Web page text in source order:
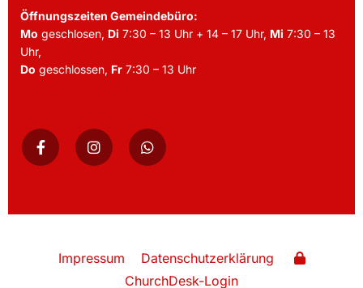
Öffnungszeiten Gemeindebüro:
Mo geschlosen, Di 7:30 – 13 Uhr + 14 – 17 Uhr, Mi 7:30 – 13
Uhr,
Do geschlossen, Fr 7:30 – 13 Uhr
Impressum
Datenschutzerklärung
ChurchDesk-Login